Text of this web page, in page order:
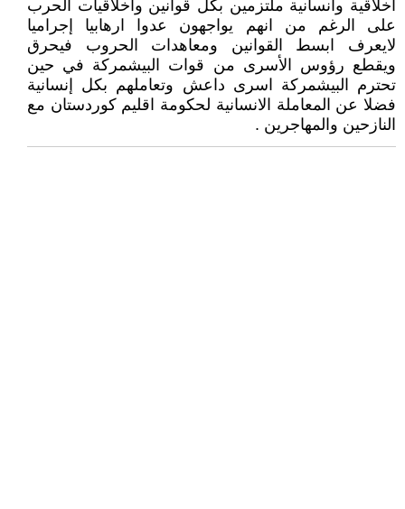
اخلاقية وانسانية ملتزمين بكل قوانين واخلاقيات الحرب
على الرغم من انهم يواجهون عدوا ارهابيا إجراميا
لايعرف ابسط القوانين ومعاهدات الحروب فيحرق
ويقطع رؤوس الأسرى من قوات البيشمركة في حين
تحترم البيشمركة اسرى داعش وتعاملهم بكل إنسانية
فضلا عن المعاملة الانسانية لحكومة اقليم كوردستان مع
النازحين والمهاجرين .